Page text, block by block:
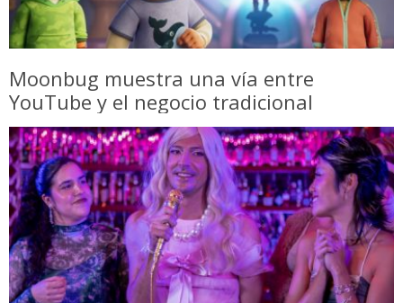
Moonbug muestra una vía entre
YouTube y el negocio tradicional